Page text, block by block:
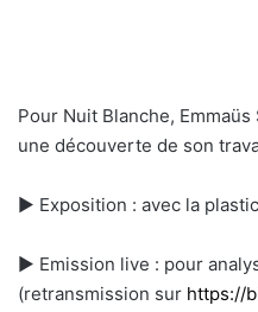
Pour Nuit Blanche,
une découverte de son
► Exposition : avec la
► Emission live : pour
(retransmission sur https://